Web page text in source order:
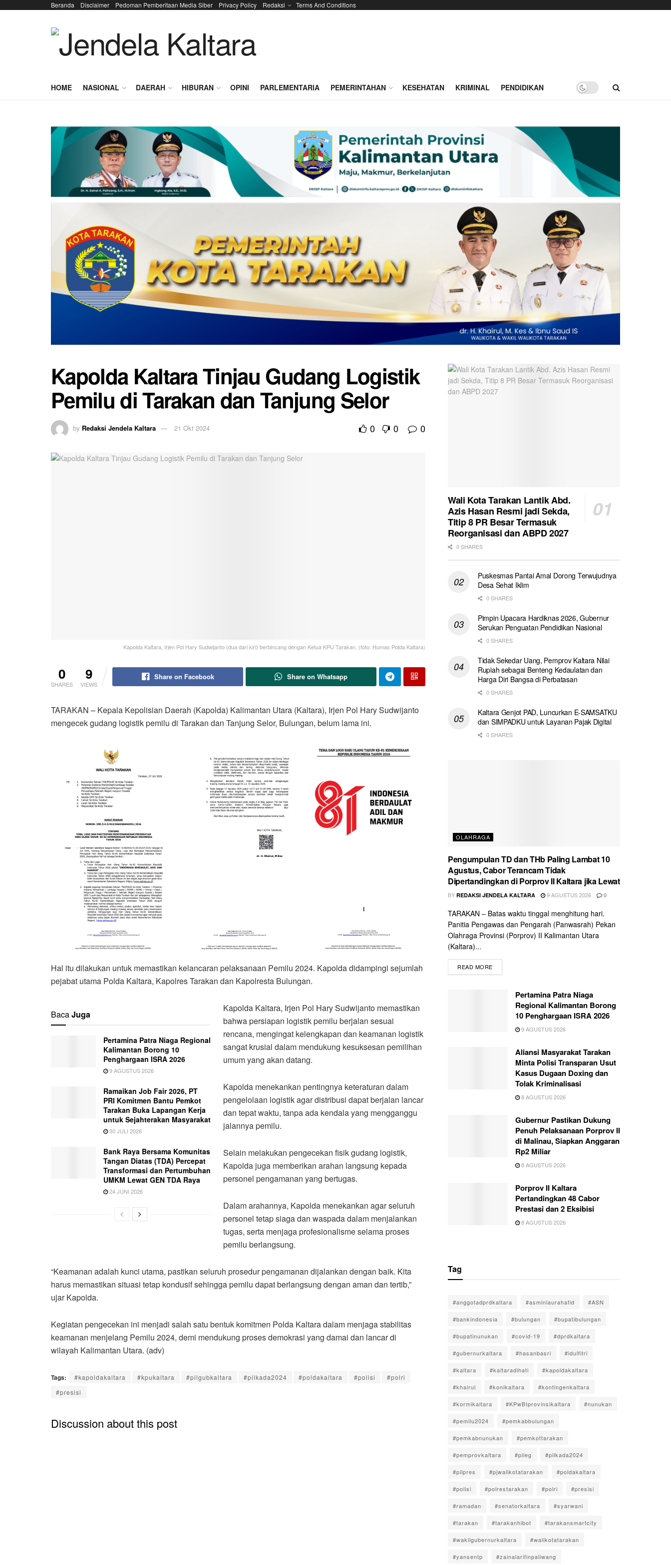
Beranda Disclaimer Pedoman Pemberitaan Media Siber Privacy Policy Redaksi Terms And Conditions
HOME NASIONAL DAERAH HIBURAN OPINI PARLEMENTARIA PEMERINTAHAN KESEHATAN KRIMINAL PENDIDIKAN
Kapolda Kaltara Tinjau Gudang Logistik
Pemilu di Tarakan dan Tanjung Selor
by Redaksi Jendela Kaltara 21 Okt 2024 0 0 0
Kapolda Kaltara, Irjen Pol Hary Sudwijanto (dua dari kiri) berbincang dengan Ketua KPU Tarakan. (foto: Humas Polda Kaltara)
0
SHARES
9
VIEWS
Share on Facebook Share on Whatsapp
TARAKAN – Kepala Kepolisian Daerah (Kapolda) Kalimantan Utara (Kaltara), Irjen Pol Hary Sudwijanto
mengecek gudang logistik pemilu di Tarakan dan Tanjung Selor, Bulungan, belum lama ini.
Hal itu dilakukan untuk memastikan kelancaran pelaksanaan Pemilu 2024. Kapolda didampingi sejumlah
pejabat utama Polda Kaltara, Kapolres Tarakan dan Kapolresta Bulungan.
BacaJuga
Pertamina Patra Niaga Regional
Kalimantan Borong 10
Penghargaan ISRA 2026
9 AGUSTUS 2026
Ramaikan Job Fair 2026, PT
PRI Komitmen Bantu Pemkot
Tarakan Buka Lapangan Kerja
untuk Sejahterakan Masyarakat
30 JULI 2026
Bank Raya Bersama Komunitas
Tangan Diatas (TDA) Percepat
Transformasi dan Pertumbuhan
UMKM Lewat GEN TDA Raya
24 JUNI 2026
Kapolda Kaltara, Irjen Pol Hary Sudwijanto memastikan
bahwa persiapan logistik pemilu berjalan sesuai
rencana, mengingat kelengkapan dan keamanan logistik
sangat krusial dalam mendukung kesuksesan pemilihan
umum yang akan datang.
Kapolda menekankan pentingnya keteraturan dalam
pengelolaan logistik agar distribusi dapat berjalan lancar
dan tepat waktu, tanpa ada kendala yang mengganggu
jalannya pemilu.
Selain melakukan pengecekan fisik gudang logistik,
Kapolda juga memberikan arahan langsung kepada
personel pengamanan yang bertugas.
Dalam arahannya, Kapolda menekankan agar seluruh
personel tetap siaga dan waspada dalam menjalankan
tugas, serta menjaga profesionalisme selama proses
pemilu berlangsung.
“Keamanan adalah kunci utama, pastikan seluruh prosedur pengamanan dijalankan dengan baik. Kita
harus memastikan situasi tetap kondusif sehingga pemilu dapat berlangsung dengan aman dan tertib,”
ujar Kapolda.
Kegiatan pengecekan ini menjadi salah satu bentuk komitmen Polda Kaltara dalam menjaga stabilitas
keamanan menjelang Pemilu 2024, demi mendukung proses demokrasi yang damai dan lancar di
wilayah Kalimantan Utara. (adv)
Tags: #kapoldakaltara #kpukaltara #pilgubkaltara #pilkada2024 #poldakaltara #polisi
#polri
#presisi
Discussion about this post
Wali Kota Tarakan Lantik Abd.
Azis Hasan Resmi jadi Sekda,
Titip 8 PR Besar Termasuk
Reorganisasi dan ABPD 2027
0 SHARES
Puskesmas Pantai Amal Dorong Terwujudnya
Desa Sehat Iklim
0 SHARES
Pimpin Upacara Hardiknas 2026, Gubernur
Serukan Penguatan Pendidikan Nasional
0 SHARES
Tidak Sekedar Uang, Pemprov Kaltara Nilai
Rupiah sebagai Benteng Kedaulatan dan
Harga Diri Bangsa di Perbatasan
0 SHARES
Kaltara Genjot PAD, Luncurkan E-SAMSATKU
dan SIMPADKU untuk Layanan Pajak Digital
0 SHARES
OLAHRAGA
Pengumpulan TD dan THb Paling Lambat 10
Agustus, Cabor Terancam Tidak
Dipertandingkan di Porprov II Kaltara jika Lewat
BY REDAKSI JENDELA KALTARA 9 AGUSTUS 2026 0
TARAKAN – Batas waktu tinggal menghitung hari.
Panitia Pengawas dan Pengarah (Panwasrah) Pekan
Olahraga Provinsi (Porprov) II Kalimantan Utara
(Kaltara)...
READ MORE
Pertamina Patra Niaga
Regional Kalimantan Borong
10 Penghargaan ISRA 2026
9 AGUSTUS 2026
Aliansi Masyarakat Tarakan
Minta Polisi Transparan Usut
Kasus Dugaan Doxing dan
Tolak Kriminalisasi
8 AGUSTUS 2026
Gubernur Pastikan Dukung
Penuh Pelaksanaan Porprov II
di Malinau, Siapkan Anggaran
Rp2 Miliar
8 AGUSTUS 2026
Porprov II Kaltara
Pertandingkan 48 Cabor
Prestasi dan 2 Eksibisi
8 AGUSTUS 2026
Tag
#anggotadprdkaltara #asminlaurahafid #ASN
#bankindonesia #bulungan #bupatibulungan
#bupatinunukan #covid-19 #dprdkaltara
#gubernurkaltara #hasanbasri #idulfitri
#kaltara #kaltaradihati #kapoldakaltara
#khairul #konikaltara #kontingenkaltara
#kormikaltara #KPwBIprovinsikaltara #nunukan
#pemilu2024 #pemkabbulungan
#pemkabnunukan #pemkottarakan
#pemprovkaltara #pileg #pilkada2024
#pilpres #pjwalikotatarakan #poldakaltara
#polisi #polrestarakan #polri #presisi
#ramadan #senatorkaltara #syarwani
#tarakan #tarakanhibot #tarakansmartcity
#wakilgubernurkaltara #walikotatarakan
#yansentp #zainalarifinpaliwang